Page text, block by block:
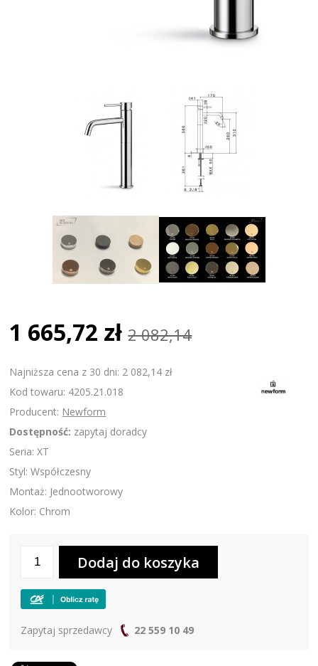
1 665,72 zł 2 082,14
Najniższa cena z 30 dni: 2 082,14 zł
Kod towaru: 4205.21.018
Producent: Newform
Dostępność: zapytaj doradcy
Seria: XT
Styl: Współczesny
Montaż: Jednootworowy
Kolor: Chrom
Zapytaj sprzedawcy 22 559 10 49